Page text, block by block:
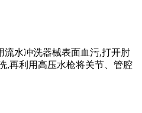
水冲洗器械表面血污,打开肘
,再利用高压水枪将关节、管腔